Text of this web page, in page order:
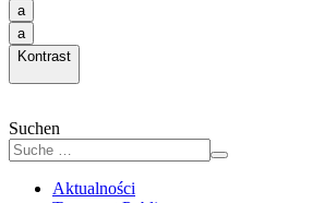
a
a
Kontrast
Suchen
Aktualności